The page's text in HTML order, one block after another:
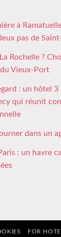
à
pas de
Rochelle ?
Vieux-Port
: un hôtel 3
qui réunit
dans un
: un havre
FOR